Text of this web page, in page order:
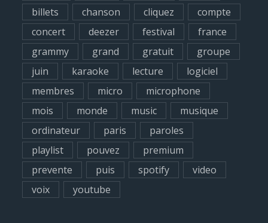
billets
chanson cliquez
compte
concert
deezer festival
france
grammy
grand gratuit
groupe
juin
karaoke lecture
logiciel
membres
micro
microphone
mois
monde music
musique
ordinateur
paris
paroles
playlist
pouvez
premium
prevente
puis spotify
video
voix
youtube